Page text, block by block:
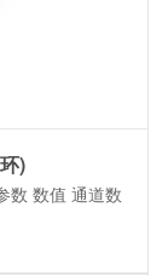
)
数 数值 通道数